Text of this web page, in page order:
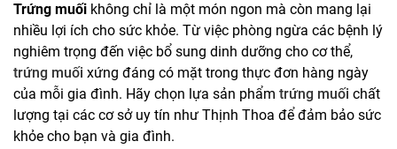
Trứng muối không chỉ là một món ngon mà còn mang lại
nhiều lợi ích cho sức khỏe. Từ việc phòng ngừa các bệnh lý
nghiêm trọng đến việc bổ sung dinh dưỡng cho cơ thể,
trứng muối xứng đáng có mặt trong thực đơn hàng ngày
của mỗi gia đình. Hãy chọn lựa sản phẩm trứng muối chất
lượng tại các cơ sở uy tín như Thịnh Thoa để đảm bảo sức
khỏe cho bạn và gia đình.